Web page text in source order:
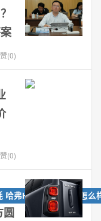
(0)
(0)
哈弗H9配置 哈弗H9怎么
圆